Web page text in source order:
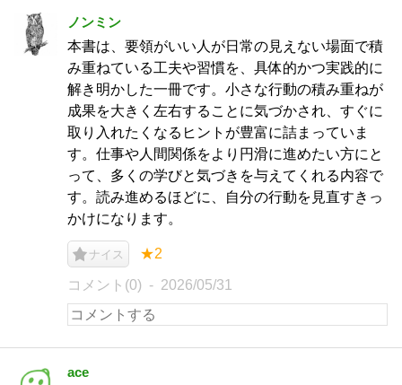
ノンミン
本書は、要領がいい人が日常の見えない場面で積
み重ねている工夫や習慣を、具体的かつ実践的に
解き明かした一冊です。小さな行動の積み重ねが
成果を大きく左右することに気づかされ、すぐに
取り入れたくなるヒントが豊富に詰まっていま
す。仕事や人間関係をより円滑に進めたい方にと
って、多くの学びと気づきを与えてくれる内容で
す。読み進めるほどに、自分の行動を見直すきっ
かけになります。
ナイス ★2
コメント(0) 2026/05/31
ace